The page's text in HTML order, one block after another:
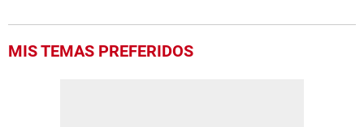
MIS TEMAS PREFERIDOS